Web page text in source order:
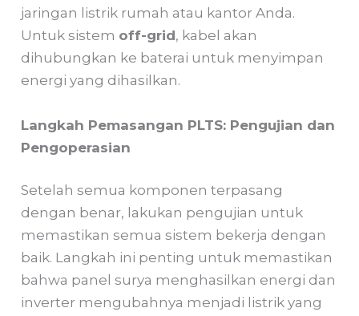
jaringan listrik rumah atau kantor Anda.
Untuk sistem off-grid, kabel akan
dihubungkan ke baterai untuk menyimpan
energi yang dihasilkan.
Langkah Pemasangan PLTS: Pengujian dan
Pengoperasian
Setelah semua komponen terpasang
dengan benar, lakukan pengujian untuk
memastikan semua sistem bekerja dengan
baik. Langkah ini penting untuk memastikan
bahwa panel surya menghasilkan energi dan
inverter mengubahnya menjadi listrik yang